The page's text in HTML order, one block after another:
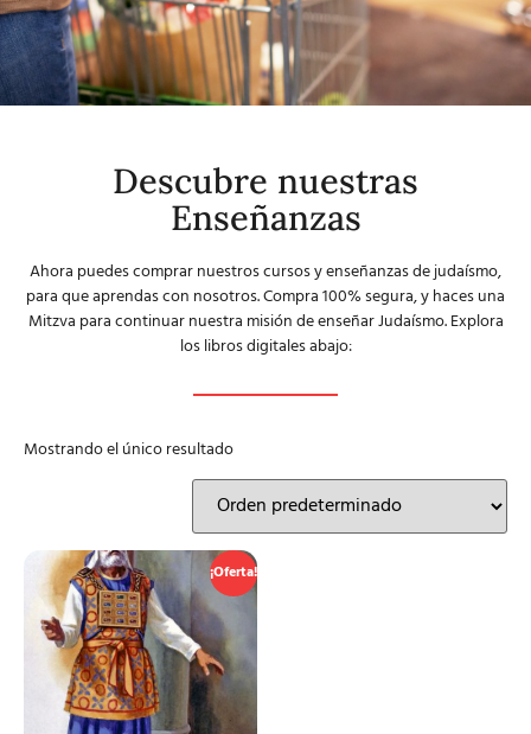
Descubre nuestras
Enseñanzas
Ahora puedes comprar nuestros cursos y enseñanzas de judaísmo,
para que aprendas con nosotros. Compra 100% segura, y haces una
Mitzva para continuar nuestra misión de enseñar Judaísmo. Explora
los libros digitales abajo:
Mostrando el único resultado
¡Oferta!